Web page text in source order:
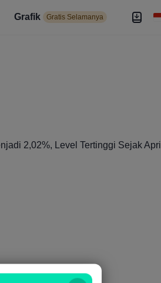
Grafik Gratis Selamanya
2,02%, Level Tertinggi Sejak April